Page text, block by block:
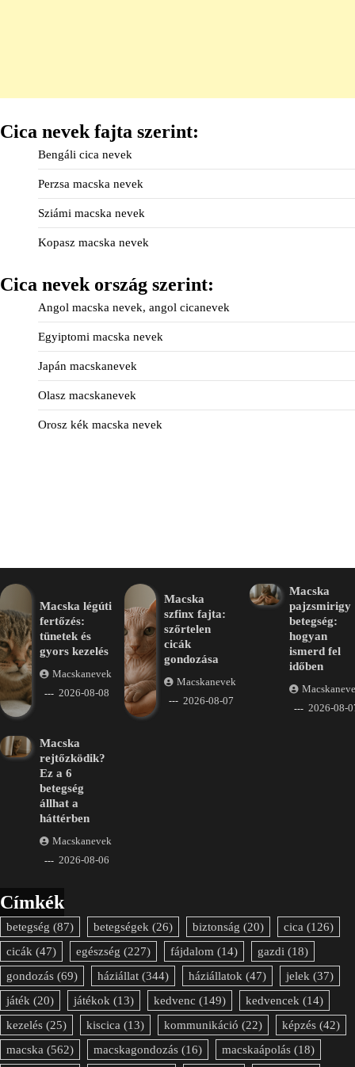
Cica nevek fajta szerint:
Bengáli cica nevek
Perzsa macska nevek
Sziámi macska nevek
Kopasz macska nevek
Cica nevek ország szerint:
Angol macska nevek, angol cicanevek
Egyiptomi macska nevek
Japán macskanevek
Olasz macskanevek
Orosz kék macska nevek
Macska légúti
fertőzés:
tünetek és
gyors kezelés
Macskanevek
2026-08-08
Macska
szfinx fajta:
szőrtelen
cicák
gondozása
Macskanevek
2026-08-07
Macska
pajzsmirigy
betegség:
hogyan
ismerd fel
időben
2026-08-
Macska
rejtőzködik?
Ez a 6
betegség
állhat a
háttérben
Macskanevek
2026-08-06
Címkék
betegség (87) betegségek (26) biztonság (20) cica (126)
cicák (47) egészség (227) fájdalom (14) gazdi (18)
gondozás (69) háziállat (344) háziállatok (47) jelek (37)
játék (20) játékok (13) kedvenc (149) kedvencek (14)
kezelés (25) kiscica (13) kommunikáció (22) képzés (42)
macska (562) macskagondozás (16) macskaápolás (18)